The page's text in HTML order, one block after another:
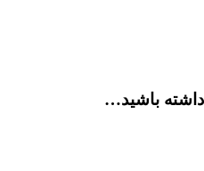
باشید…